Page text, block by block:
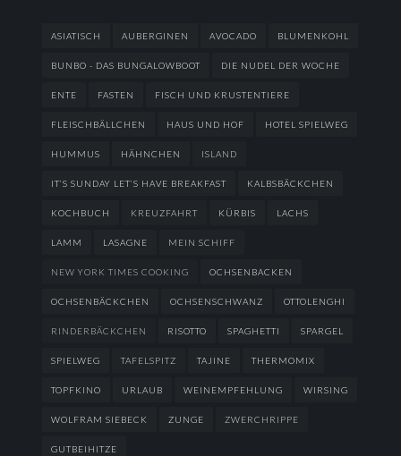
ASIATISCH AUBERGINEN AVOCADO BLUMENKOHL
BUNBO - DAS BUNGALOWBOOT DIE NUDEL DER WOCHE
ENTE FASTEN FISCH UND KRUSTENTIERE
FLEISCHBÄLLCHEN HAUS UND HOF HOTEL SPIELWEG
HUMMUS HÄHNCHEN ISLAND
IT’S SUNDAY LET’S HAVE BREAKFAST KALBSBÄCKCHEN
KOCHBUCH KREUZFAHRT KÜRBIS LACHS
LAMM LASAGNE MEIN SCHIFF
NEW YORK TIMES COOKING OCHSENBACKEN
OCHSENBÄCKCHEN OCHSENSCHWANZ OTTOLENGHI
RINDERBÄCKCHEN RISOTTO SPAGHETTI SPARGEL
SPIELWEG TAFELSPITZ TAJINE THERMOMIX
TOPFKINO URLAUB WEINEMPFEHLUNG WIRSING
WOLFRAM SIEBECK ZUNGE ZWERCHRIPPE
GUTBEIHITZE